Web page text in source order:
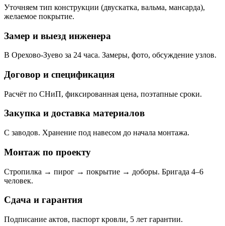
Уточняем тип конструкции (двускатка, вальма, мансарда),
желаемое покрытие.
Замер и выезд инженера
В Орехово-Зуево за 24 часа. Замеры, фото, обсуждение узлов.
Договор и спецификация
Расчёт по СНиП, фиксированная цена, поэтапные сроки.
Закупка и доставка материалов
С заводов. Хранение под навесом до начала монтажа.
Монтаж по проекту
Стропилка → пирог → покрытие → доборы. Бригада 4–6
человек.
Сдача и гарантия
Подписание актов, паспорт кровли, 5 лет гарантии.